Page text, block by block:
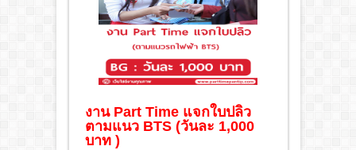
งาน Part Time แจกใบปลิว
ตามแนว BTS (วันละ 1,000
บาท )